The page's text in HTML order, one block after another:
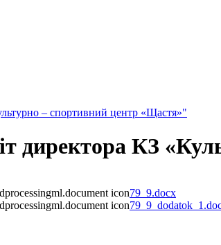
– спортивний центр «Щастя»"
директора КЗ
79_9.docx